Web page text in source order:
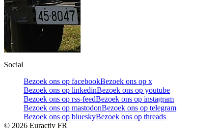
Social
Bezoek ons op facebookBezoek ons op x
Bezoek ons op linkedinBezoek ons op youtube
Bezoek ons op rss-feedBezoek ons op instagram
Bezoek ons op mastodonBezoek ons op telegram
Bezoek ons op blueskyBezoek ons op threads
© 2026 Euractiv FR